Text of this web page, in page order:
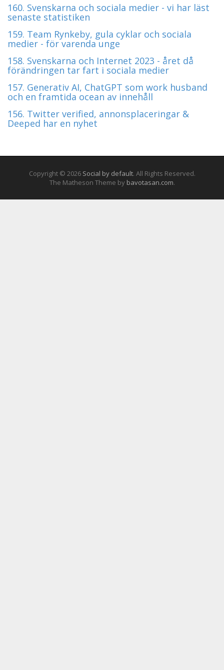
160. Svenskarna och sociala medier - vi har läst
senaste statistiken
159. Team Rynkeby, gula cyklar och sociala
medier - för varenda unge
158. Svenskarna och Internet 2023 - året då
förändringen tar fart i sociala medier
157. Generativ AI, ChatGPT som work husband
och en framtida ocean av innehåll
156. Twitter verified, annonsplaceringar &
Deeped har en nyhet
Copyright © 2026 Social by default. All Rights Reserved.
The Matheson Theme by bavotasan.com.